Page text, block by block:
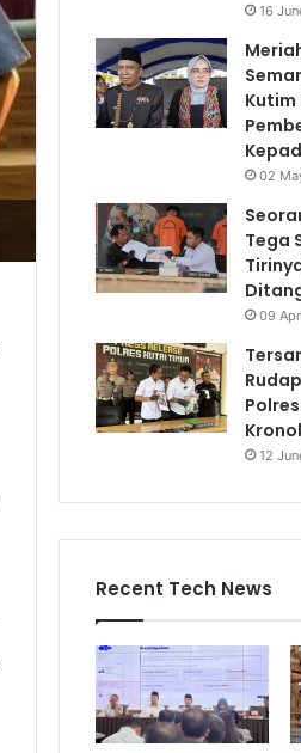
16
Kutim
02
Tega
09
12
Recent Tech News